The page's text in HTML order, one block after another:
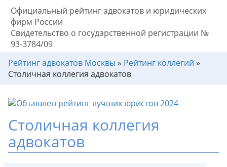
Официальный рейтинг адвокатов и юридических
фирм России
Свидетельство о государственной регистрации №
93-3784/09
Рейтинг адвокатов Москвы » Рейтинг коллегий »
Столичная коллегия адвокатов
Столичная коллегия
адвокатов